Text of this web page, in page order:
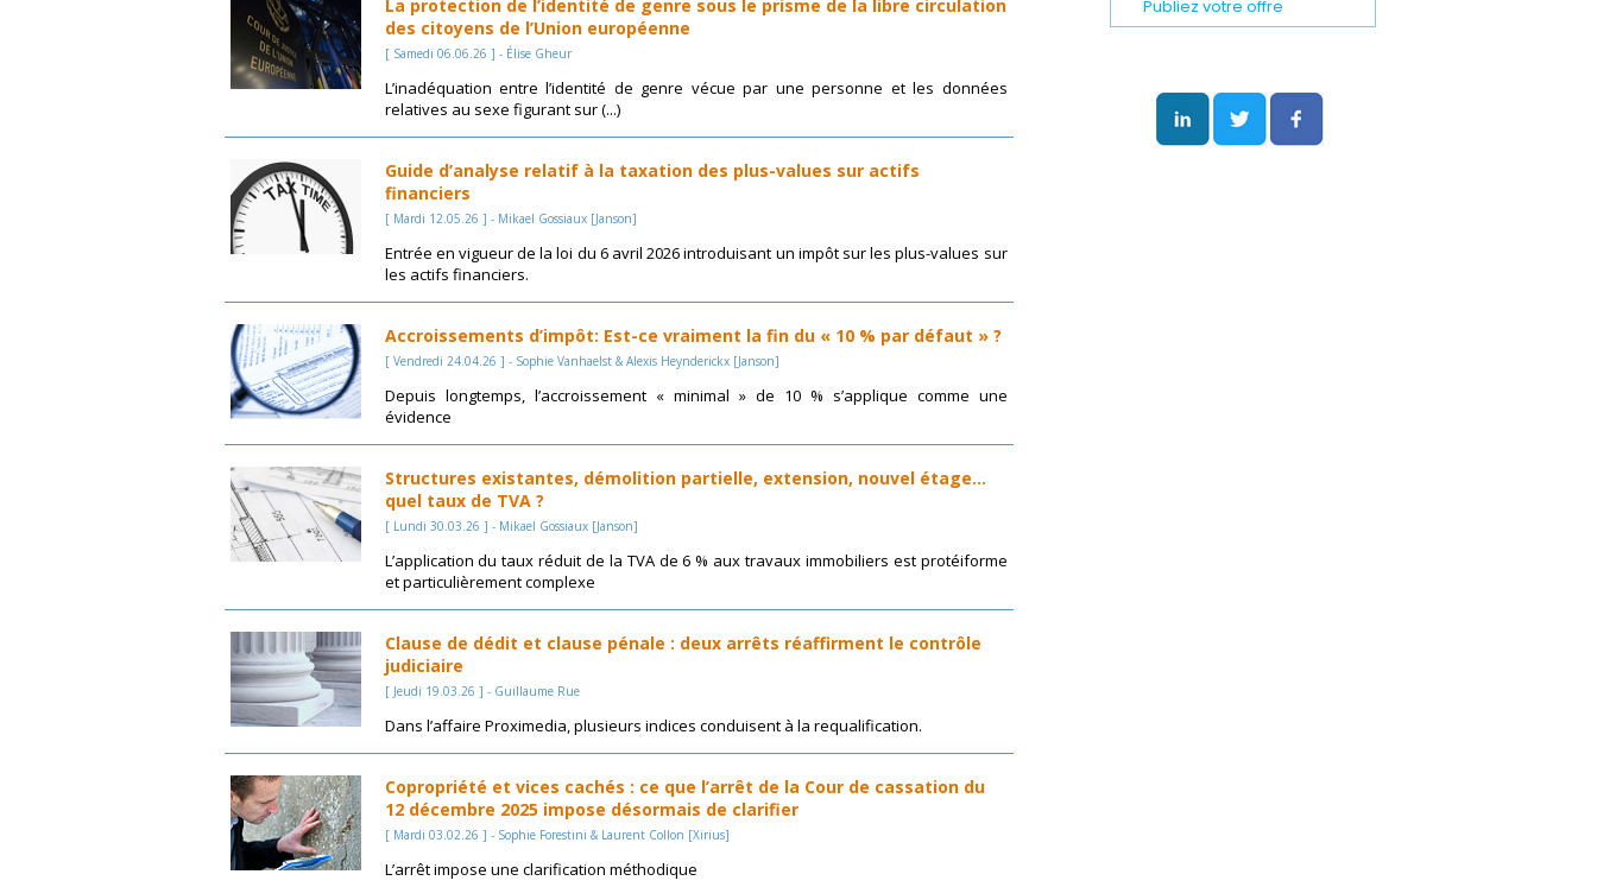
Publiez votre offre
La protection de l’identité de genre sous le prisme de la libre circulation
des citoyens de l’Union européenne
[ Samedi 06.06.26 ] - Élise Gheur
L’inadéquation entre l’identité de genre vécue par une personne et les données
relatives au sexe figurant sur (...)
Guide d’analyse relatif à la taxation des plus-values sur actifs
financiers
[ Mardi 12.05.26 ] - Mikael Gossiaux [Janson]
Entrée en vigueur de la loi du 6 avril 2026 introduisant un impôt sur les plus-values sur
les actifs financiers.
Accroissements d’impôt: Est-ce vraiment la fin du « 10 % par défaut » ?
[ Vendredi 24.04.26 ] - Sophie Vanhaelst & Alexis Heynderickx [Janson]
Depuis longtemps, l’accroissement « minimal » de 10 % s’applique comme une
évidence
Structures existantes, démolition partielle, extension, nouvel étage…
quel taux de TVA ?
[ Lundi 30.03.26 ] - Mikael Gossiaux [Janson]
L’application du taux réduit de la TVA de 6 % aux travaux immobiliers est protéiforme
et particulièrement complexe
Clause de dédit et clause pénale : deux arrêts réaffirment le contrôle
judiciaire
[ Jeudi 19.03.26 ] - Guillaume Rue
Dans l’affaire Proximedia, plusieurs indices conduisent à la requalification.
Copropriété et vices cachés : ce que l’arrêt de la Cour de cassation du
12 décembre 2025 impose désormais de clarifier
[ Mardi 03.02.26 ] - Sophie Forestini & Laurent Collon [Xirius]
L’arrêt impose une clarification méthodique